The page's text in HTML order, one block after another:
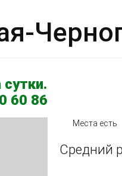
60 86
Места есть
Средний